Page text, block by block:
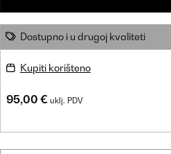
Dostupno i u drugoj kvaliteti
Kupiti korišteno
95,00 € uklj. PDV